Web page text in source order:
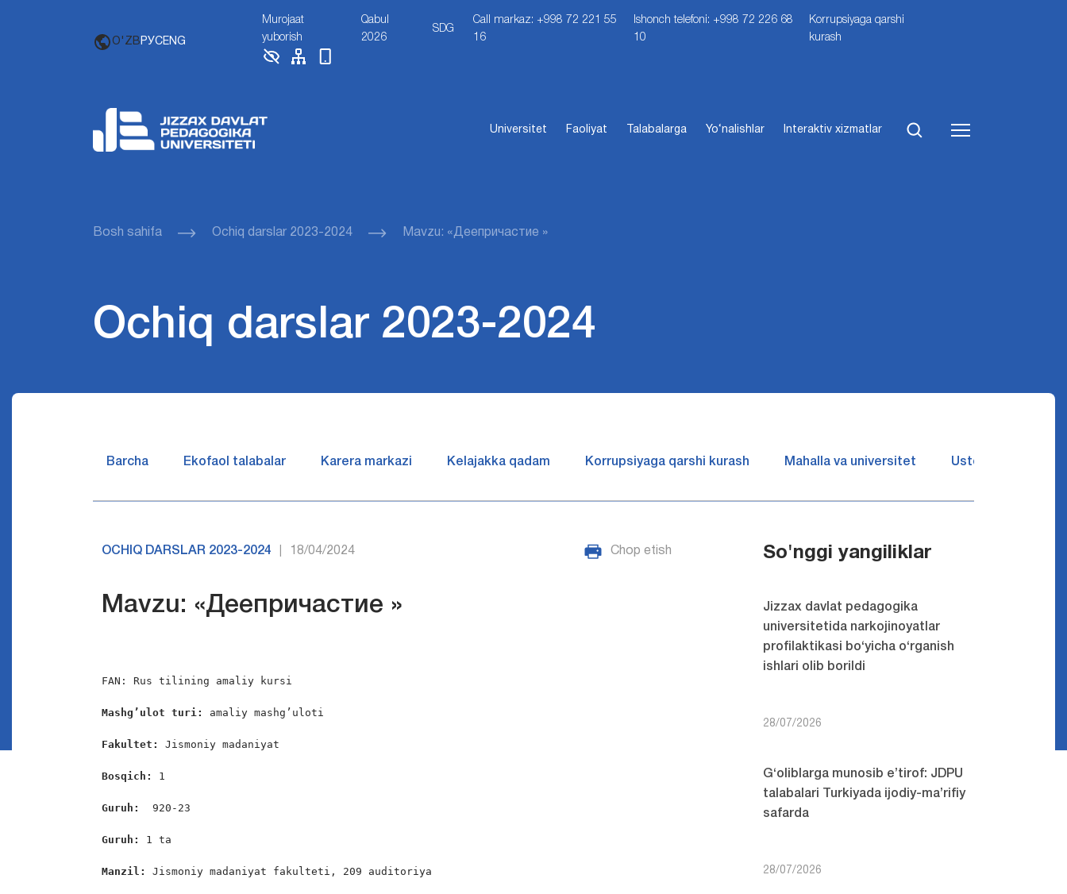
O'ZB РУСENG
Murojaat
yuborish
Qabul
2026
SDG
Call markaz: +998 72 221 55
16
Ishonch telefoni: +998 72 226 68
10
Korrupsiyaga qarshi
kurash
Universitet Faoliyat Talabalarga Yo‘nalishlar Interaktiv xizmatlar
Bosh sahifa Ochiq darslar 2023-2024 Mavzu: «Деепричастие »
Ochiq darslar 2023-2024
Barcha Ekofaol talabalar Karera markazi Kelajakka qadam Korrupsiyaga qarshi kurash Mahalla va universitet Ustozlar suhbatin
OCHIQ DARSLAR 2023-2024 18/04/2024 Chop etish
Mavzu: «Деепричастие »
FAN: Rus tilining amaliy kursi
Mashg’ulot turi: amaliy mashg’uloti
Fakultet: Jismoniy madaniyat
Bosqich: 1
Guruh: 920-23
Guruh: 1 ta
Manzil: Jismoniy madaniyat fakulteti, 209 auditoriya
So'nggi yangiliklar
Jizzax davlat pedagogika
universitetida narkojinoyatlar
profilaktikasi bo‘yicha o‘rganish
ishlari olib borildi
28/07/2026
G‘oliblarga munosib e’tirof: JDPU
talabalari Turkiyada ijodiy-ma’rifiy
safarda
28/07/2026